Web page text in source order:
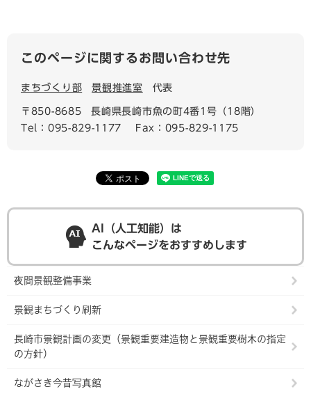
このページに関するお問い合わせ先
まちづくり部 景観推進室 代表
〒850-8685
長崎県長崎市魚の町4番1号（18階）
Tel：095-829-1177
Fax：095-829-1175
AI（人工知能）は
こんなページをおすすめします
夜間景観整備事業
景観まちづくり刷新
長崎市景観計画の変更（景観重要建造物と景観重要樹木の指定
の方針）
ながさき今昔写真館